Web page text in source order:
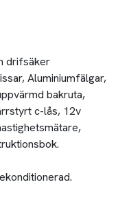
drifsäker
Aluminiumfälgar,
bakruta,
c-lås, 12v